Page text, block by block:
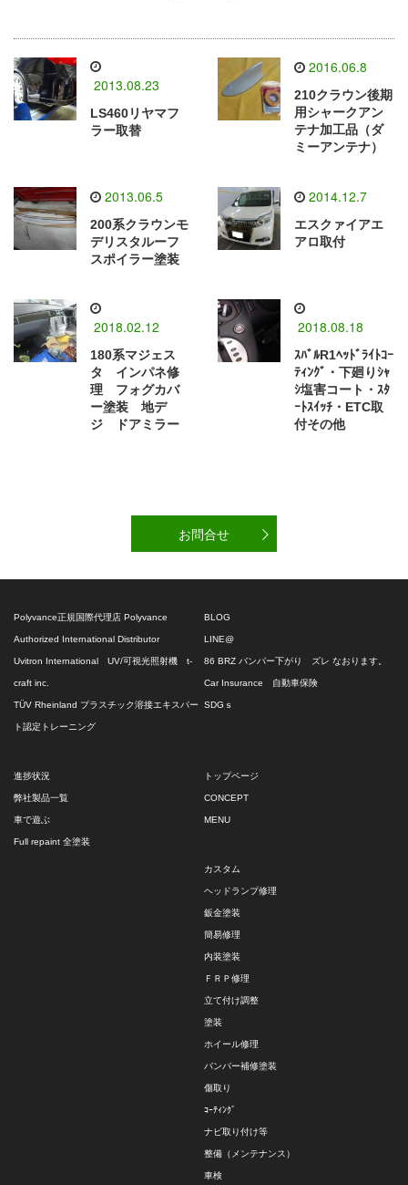
2013.08.23
LS460リヤマフ
ラー取替
2016.06.8
210クラウン後期
用シャークアン
テナ加工品（ダ
ミーアンテナ）
2013.06.5
200系クラウンモ
デリスタルーフ
スポイラー塗装
2014.12.7
エスクァイアエ
アロ取付
2018.02.12
180系マジェス
タ インパネ修
理 フォグカバ
ー塗装 地デ
ジ ドアミラー
2018.08.18
ｽﾊﾞﾙR1ﾍｯﾄﾞﾗｲﾄｺｰ
ﾃｨﾝｸﾞ・下廻りｼｬ
ｼ塩害コート・ｽﾀ
ｰﾄｽｲｯﾁ・ETC取
付その他
お問合せ
Polyvance正規国際代理店 Polyvance
Authorized International Distributor
Uvitron International UV/可視光照射機 t-
craft inc.
TÜV Rheinland プラスチック溶接エキスパー
ト認定トレーニング
BLOG
LINE@
86 BRZ バンパー下がり ズレ なおります。
Car Insurance 自動車保険
SDGｓ
進捗状況
弊社製品一覧
車で遊ぶ
Full repaint 全塗装
トップページ
CONCEPT
MENU
カスタム
ヘッドランプ修理
鈑金塗装
簡易修理
内装塗装
ＦＲＰ修理
立て付け調整
塗装
ホイール修理
バンパー補修塗装
傷取り
ｺｰﾃｨﾝｸﾞ
ナビ取り付け等
整備（メンテナンス）
車検